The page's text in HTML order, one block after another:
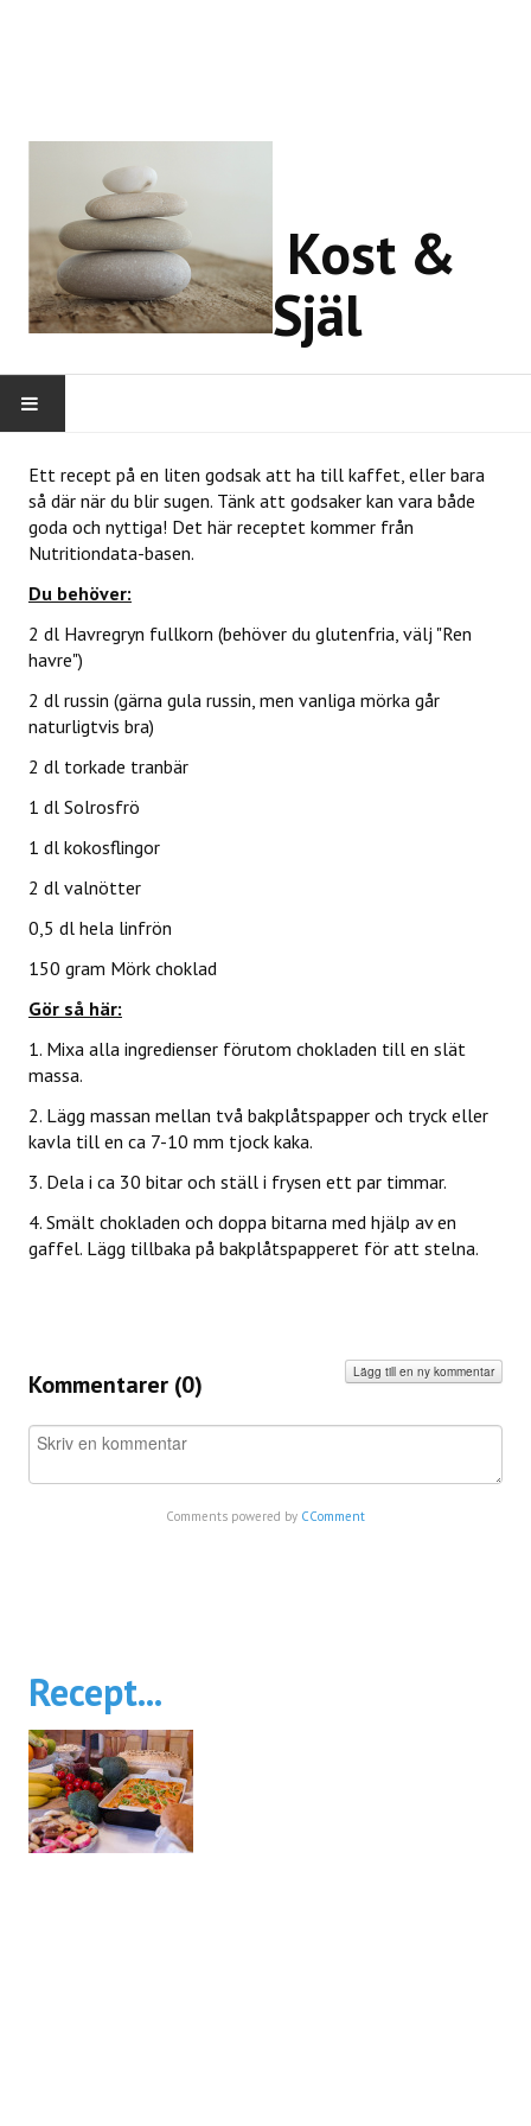
Kost &
Själ
OM MIG
KONTAKT
LAVENDELGÖMMAN
INTEGRITETSPOLICY
RECEPT
MINA BÖCKER
Ett recept på en liten godsak att ha till kaffet, eller bara
så där när du blir sugen. Tänk att godsaker kan vara både
goda och nyttiga! Det här receptet kommer från
Nutritiondata-basen.
Du behöver:
2 dl Havregryn fullkorn (behöver du glutenfria, välj "Ren
havre")
2 dl russin (gärna gula russin, men vanliga mörka går
naturligtvis bra)
2 dl torkade tranbär
1 dl Solrosfrö
1 dl kokosflingor
2 dl valnötter
0,5 dl hela linfrön
150 gram Mörk choklad
Gör så här:
1. Mixa alla ingredienser förutom chokladen till en slät
massa.
2. Lägg massan mellan två bakplåtspapper och tryck eller
kavla till en ca 7-10 mm tjock kaka.
3. Dela i ca 30 bitar och ställ i frysen ett par timmar.
4. Smält chokladen och doppa bitarna med hjälp av en
gaffel. Lägg tillbaka på bakplåtspapperet för att stelna.
Kommentarer (0) Lägg till en ny kommentar
Comments powered by CComment
Recept...